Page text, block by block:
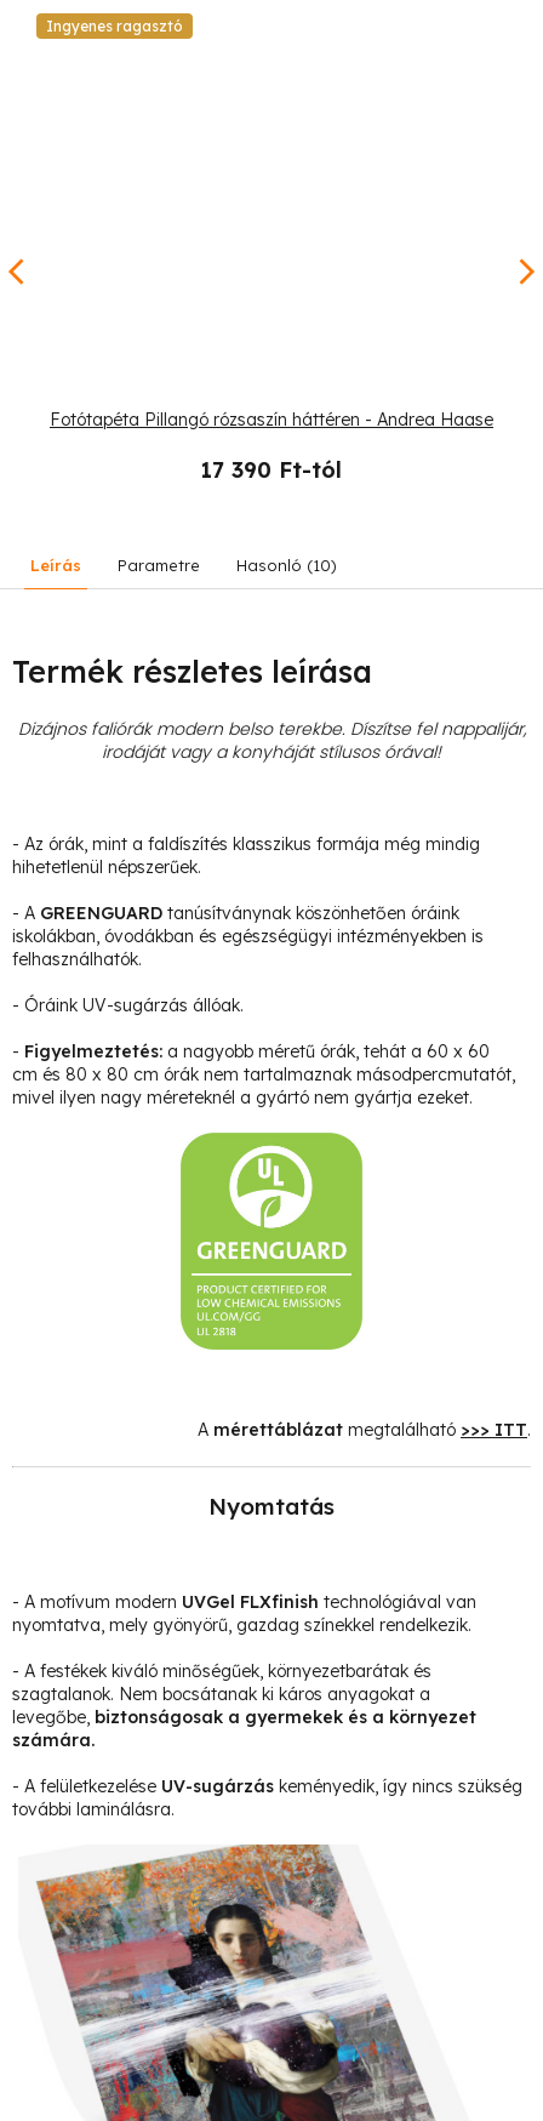
Ingyenes ragasztó
Fotótapéta Pillangó rózsaszín háttéren - Andrea Haase
17 390 Ft-tól
Leírás Parametre Hasonló (10)
Termék részletes leírása
Dizájnos faliórák modern belso terekbe. Díszítse fel nappalijár,
irodáját vagy a konyháját stílusos órával!
- Az órák, mint a faldíszítés klasszikus formája még mindig
hihetetlenül népszerűek.
- A GREENGUARD tanúsítványnak köszönhetően óráink
iskolákban, óvodákban és egészségügyi intézményekben is
felhasználhatók.
- Óráink UV-sugárzás állóak.
- Figyelmeztetés: a nagyobb méretű órák, tehát a 60 x 60
cm és 80 x 80 cm órák nem tartalmaznak másodpercmutatót,
mivel ilyen nagy méreteknél a gyártó nem gyártja ezeket.
A mérettáblázat megtalálható >>> ITT.
Nyomtatás
- A motívum modern UVGel FLXfinish technológiával van
nyomtatva, mely gyönyörű, gazdag színekkel rendelkezik.
- A festékek kiváló minőségűek, környezetbarátak és
szagtalanok. Nem bocsátanak ki káros anyagokat a
levegőbe, biztonságosak a gyermekek és a környezet
számára.
- A felületkezelése UV-sugárzás keményedik, így nincs szükség
további laminálásra.